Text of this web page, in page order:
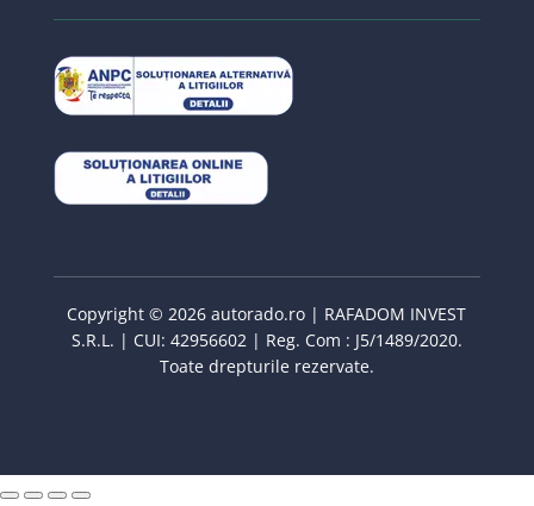
Copyright © 2026 autorado.ro | RAFADOM INVEST
S.R.L. | CUI: 42956602 | Reg. Com : J5/1489/2020.
Toate drepturile rezervate.